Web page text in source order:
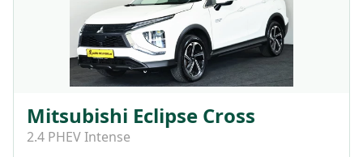
Mitsubishi Eclipse Cross
2.4 PHEV Intense